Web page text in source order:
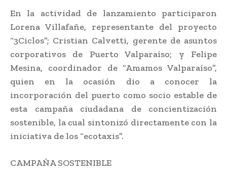
En la actividad de lanzamiento participaron
Lorena Villafañe, representante del proyecto
“3Ciclos”; Cristian Calvetti, gerente de asuntos
corporativos de Puerto Valparaíso; y Felipe
Mesina, coordinador de “Amamos Valparaíso”,
quien en la ocasión dio a conocer la
incorporación del puerto como socio estable de
esta campaña ciudadana de concientización
sostenible, la cual sintonizó directamente con la
iniciativa de los “ecotaxis”.
CAMPAÑA SOSTENIBLE